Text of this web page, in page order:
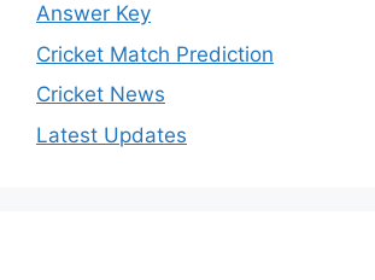
Answer Key
Cricket Match Prediction
Cricket News
Latest Updates